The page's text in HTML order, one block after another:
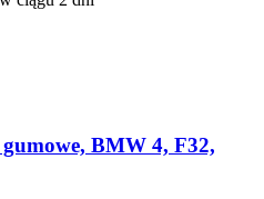
BMW 4, F32,